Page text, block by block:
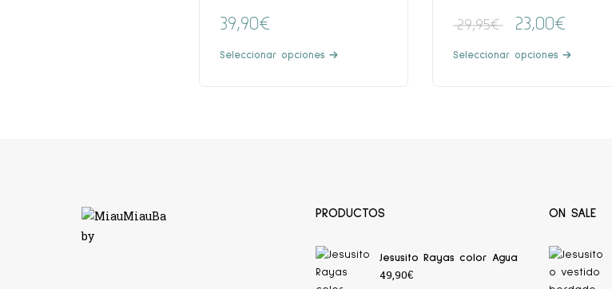
39,90€
Seleccionar opciones
29,95€ 23,00€
Seleccionar opciones
PRODUCTOS
Jesusito Rayas color Agua
49,90€
ON SALE